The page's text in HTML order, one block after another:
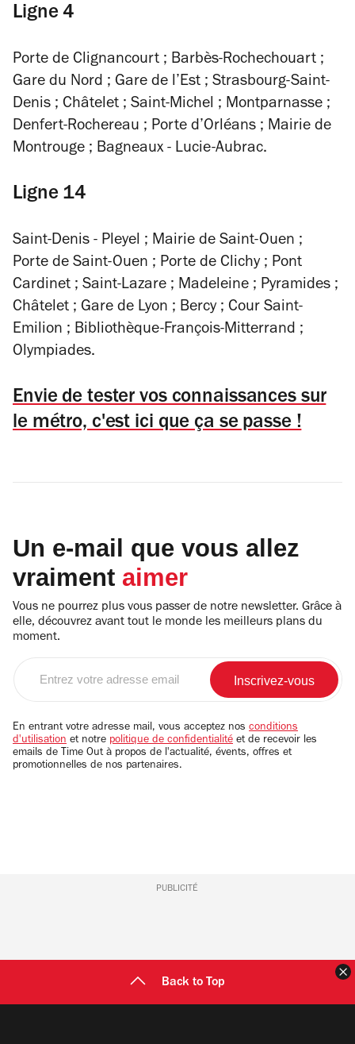
Ligne 4
Porte de Clignancourt ; Barbès-Rochechouart ;
Gare du Nord ; Gare de l’Est ; Strasbourg-Saint-
Denis ; Châtelet ; Saint-Michel ; Montparnasse ;
Denfert-Rochereau ; Porte d’Orléans ; Mairie de
Montrouge ; Bagneaux - Lucie-Aubrac.
Ligne 14
Saint-Denis - Pleyel ; Mairie de Saint-Ouen ;
Porte de Saint-Ouen ; Porte de Clichy ; Pont
Cardinet ; Saint-Lazare ; Madeleine ; Pyramides ;
Châtelet ; Gare de Lyon ; Bercy ; Cour Saint-
Emilion ; Bibliothèque-François-Mitterrand ;
Olympiades.
Envie de tester vos connaissances sur
le métro, c'est ici que ça se passe !
Un e-mail que vous allez
vraiment aimer
Vous ne pourrez plus vous passer de notre newsletter. Grâce à
elle, découvrez avant tout le monde les meilleurs plans du
moment.
email
En entrant votre adresse mail, vous acceptez nos conditions
d'utilisation et notre politique de confidentialité et de recevoir les
emails de Time Out à propos de l'actualité, évents, offres et
promotionnelles de nos partenaires.
PUBLICITÉ
Back to Top